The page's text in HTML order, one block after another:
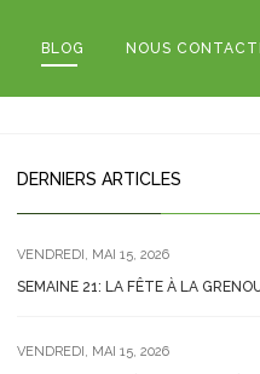
BLOG NOUS
DERNIERS ARTICLES
VENDREDI, MAI 15, 2026
SEMAINE 21: LA FÊTE À LA
VENDREDI, MAI 15, 2026